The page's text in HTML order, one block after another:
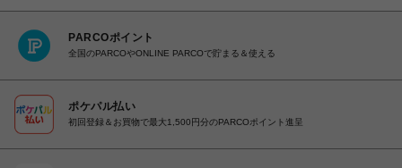
PARCOポイント
全国のPARCOやONLINE PARCOで貯まる＆使える
ポケパル払い
初回登録＆お買物で最大1,500円分のPARCOポイント進呈